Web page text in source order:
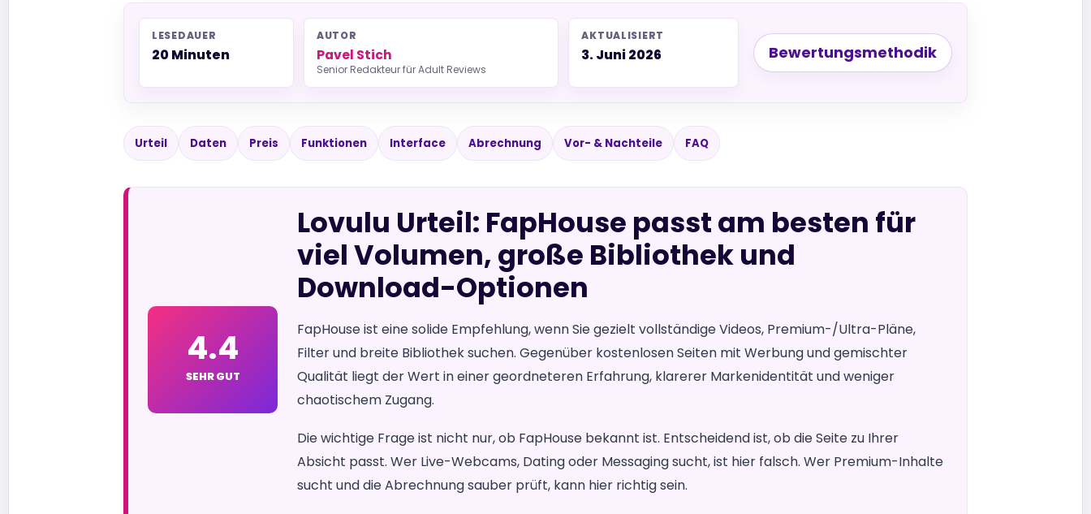
LESEDAUER
20 Minuten
AUTOR
Pavel Stich
Senior Redakteur für Adult Reviews
AKTUALISIERT
3. Juni 2026 Bewertungsmethodik
Urteil Daten Preis Funktionen Interface Abrechnung Vor- & Nachteile FAQ
4.4
SEHR GUT
Lovulu Urteil: FapHouse passt am besten für
viel Volumen, große Bibliothek und
Download-Optionen
FapHouse ist eine solide Empfehlung, wenn Sie gezielt vollständige Videos, Premium-/Ultra-Pläne,
Filter und breite Bibliothek suchen. Gegenüber kostenlosen Seiten mit Werbung und gemischter
Qualität liegt der Wert in einer geordneteren Erfahrung, klarerer Markenidentität und weniger
chaotischem Zugang.
Die wichtige Frage ist nicht nur, ob FapHouse bekannt ist. Entscheidend ist, ob die Seite zu Ihrer
Absicht passt. Wer Live-Webcams, Dating oder Messaging sucht, ist hier falsch. Wer Premium-Inhalte
sucht und die Abrechnung sauber prüft, kann hier richtig sein.